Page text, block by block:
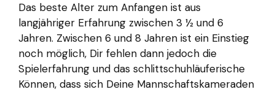
Das beste Alter zum Anfangen ist aus
langjähriger Erfahrung zwischen 3 ½ und 6
Jahren. Zwischen 6 und 8 Jahren ist ein Einstieg
noch möglich, Dir fehlen dann jedoch die
Spielerfahrung und das schlittschuhläuferische
Können, dass sich Deine Mannschaftskameraden